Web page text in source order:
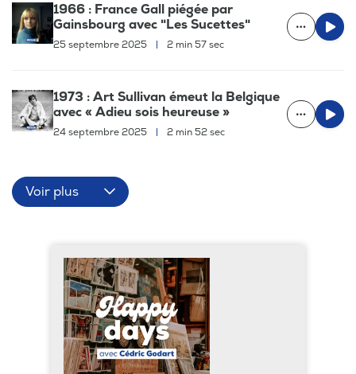
1966 : France Gall piégée par
Gainsbourg avec "Les Sucettes"
25 septembre 2025 | 2 min 57 sec
1973 : Art Sullivan émeut la Belgique
avec « Adieu sois heureuse »
24 septembre 2025 | 2 min 52 sec
Voir plus